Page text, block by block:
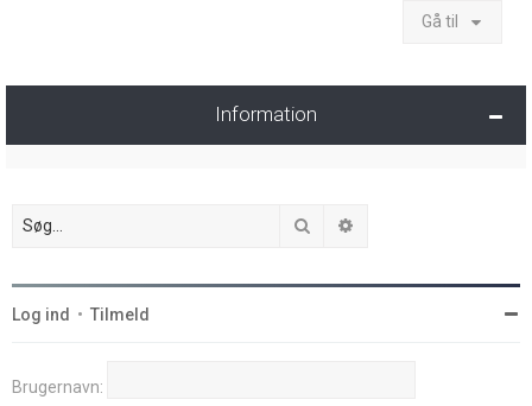
Gå til
Information
Søg
Log ind • Tilmeld
Brugernavn: